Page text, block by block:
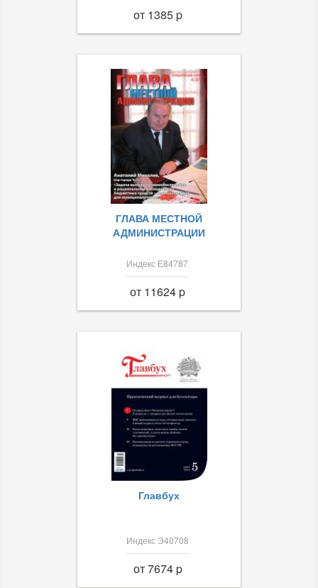
от 1385 p
ГЛАВА МЕСТНОЙ
АДМИНИСТРАЦИИ
Индекс Е84787
от 11624 p
Главбух
Индекс Э40708
от 7674 p